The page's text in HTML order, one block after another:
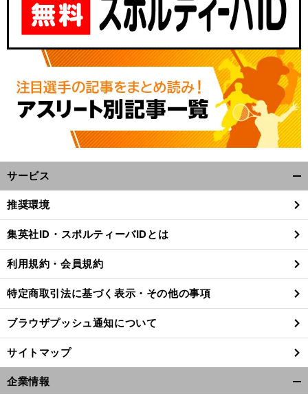
サービス
閉
る
推奨環境
集英社ID・スポルティーバIDとは
利用規約・会員規約
特定商取引法に基づく表示・その他の事項
ブラウザプッシュ通知について
サイトマップ
企業情報